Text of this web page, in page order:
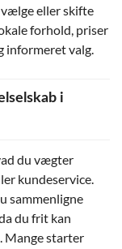
vælge eller skifte
forhold, priser
informeret valg.
i
du vægter
kundeservice.
sammenligne
du frit kan
Mange starter